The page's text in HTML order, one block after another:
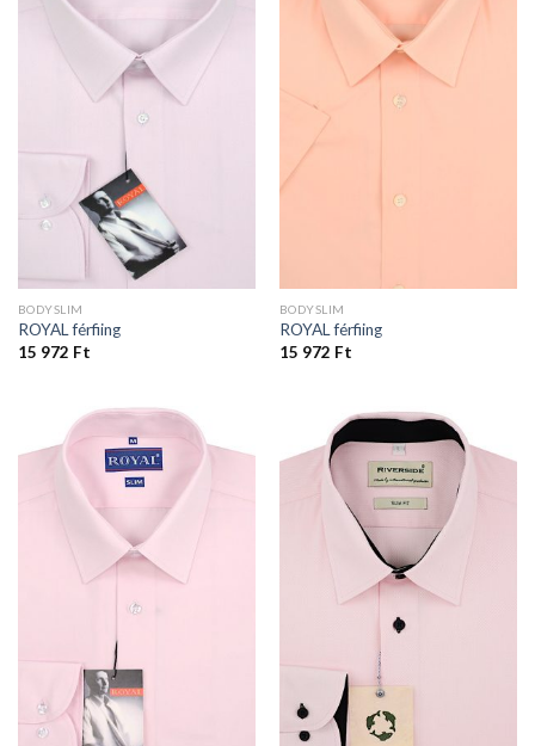
BODYSLIM
ROYAL férfiing
15 972 Ft
BODYSLIM
ROYAL férfiing
15 972 Ft